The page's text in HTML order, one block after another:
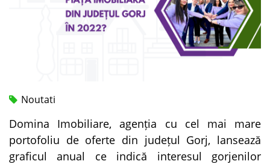
Noutati
Domina Imobiliare, agenția cu cel mai mare
portofoliu de oferte din județul Gorj, lansează
graficul anual ce indică interesul gorjenilor